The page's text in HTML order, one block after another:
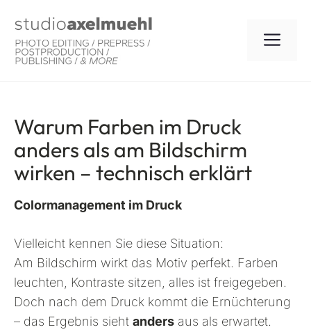
Inhalt
springen
Warum Farben im Druck
anders als am Bildschirm
wirken – technisch erklärt
Colormanagement im Druck
Vielleicht kennen Sie diese Situation:
Am Bildschirm wirkt das Motiv perfekt. Farben
leuchten, Kontraste sitzen, alles ist freigegeben.
Doch nach dem Druck kommt die Ernüchterung
– das Ergebnis sieht anders aus als erwartet.